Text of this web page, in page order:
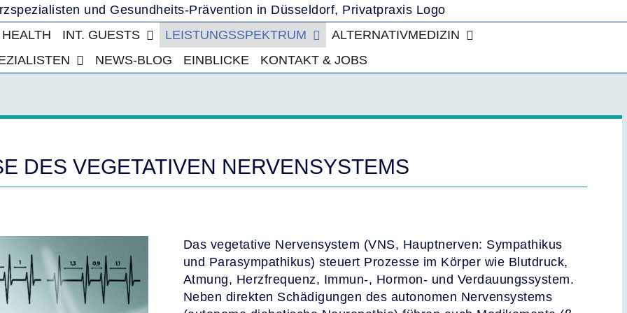
INT. GUESTS LEISTUNGSSPEKTRUM
ALTERNATIVMEDIZIN
NEWS-BLOG EINBLICKE KONTAKT & JOBS
DES VEGETATIVEN NERVENSYSTEMS
Das vegetative Nervensystem (VNS, Hauptnerven: Sympathikus
und Parasympathikus) steuert Prozesse im Körper wie Blutdruck,
Atmung, Herzfrequenz, Immun-, Hormon- und Verdauungssystem.
Neben direkten Schädigungen des autonomen Nervensystems